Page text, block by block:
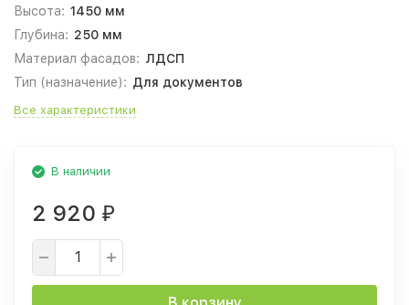
Высота: 1450 мм
Глубина: 250 мм
Материал фасадов: ЛДСП
Тип (назначение): Для документов
Все характеристики
В наличии
2 920 ₽